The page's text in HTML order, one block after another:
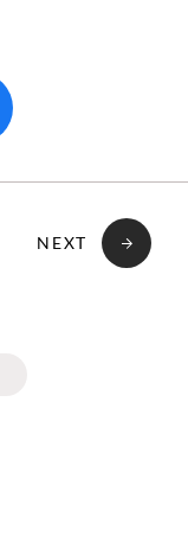
NEXT